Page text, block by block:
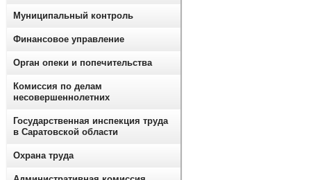
Муниципальный контроль
Финансовое управление
Орган опеки и попечительства
Комиссия по делам
несовершеннолетних
Государственная инспекция труда
в Саратовской области
Охрана труда